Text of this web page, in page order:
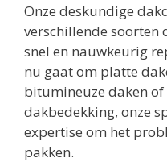
Onze deskundige
verschillende soorten
snel en nauwkeurig
nu gaat om platte
bitumineuze daken
dakbedekking, onze
expertise om het
pakken.